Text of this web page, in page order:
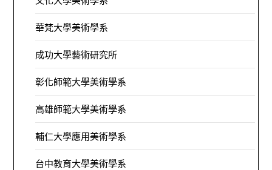
華梵大學美術學系
成功大學藝術研究所
彰化師範大學美術學系
高雄師範大學美術學系
輔仁大學應用美術學系
台中教育大學美術學系